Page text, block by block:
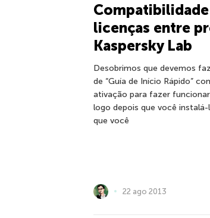
licenças entre
Kaspersky Lab
Desobrimos que devemos
de “Guía de Início Rápido”
ativação para fazer
logo depois que você instalá-
que você
22 ago 2013